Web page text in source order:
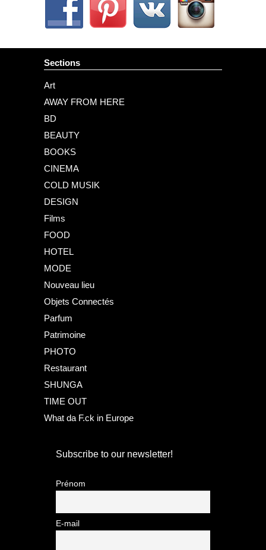
Sections
Art
AWAY FROM HERE
BD
BEAUTY
BOOKS
CINEMA
COLD MUSIK
DESIGN
Films
FOOD
HOTEL
MODE
Nouveau lieu
Objets Connectés
Parfum
Patrimoine
PHOTO
Restaurant
SHUNGA
TIME OUT
What da F.ck in Europe
Subscribe to our newsletter!
Prénom
E-mail